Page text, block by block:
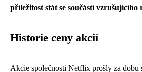
příležitost stát se součástí
Historie ceny akcií
Akcie společnosti Netflix prošly za dobu